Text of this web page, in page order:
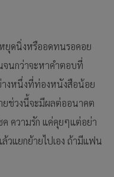
ยุดนิ่งหรืออดทนรอคอย
จนกว่าจะหาคำตอบที่
างหนึ่งที่ท่องหนังสือน้อย
ายช่วงนี้จะมีผลต่ออนาคต
ค ความรัก แค่คุยๆแต่อย่า
ล้วแยกย้ายไปเอง ถ้ามีแฟน